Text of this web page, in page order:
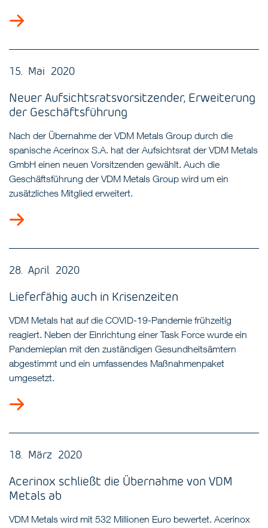
15. Mai 2020
Neuer Aufsichtsratsvorsitzender, Erweiterung
der Geschäftsführung
Nach der Übernahme der VDM Metals Group durch die
spanische Acerinox S.A. hat der Aufsichtsrat der VDM Metals
GmbH einen neuen Vorsitzenden gewählt. Auch die
Geschäftsführung der VDM Metals Group wird um ein
zusätzliches Mitglied erweitert.
28. April 2020
Lieferfähig auch in Krisenzeiten
VDM Metals hat auf die COVID-19-Pandemie frühzeitig
reagiert. Neben der Einrichtung einer Task Force wurde ein
Pandemieplan mit den zuständigen Gesundheitsämtern
abgestimmt und ein umfassendes Maßnahmenpaket
umgesetzt.
18. März 2020
Acerinox schließt die Übernahme von VDM
Metals ab
VDM Metals wird mit 532 Millionen Euro bewertet. Acerinox